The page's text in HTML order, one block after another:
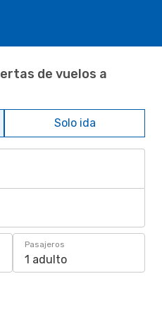
de vuelos a
Solo ida
Pasajeros
1 adulto